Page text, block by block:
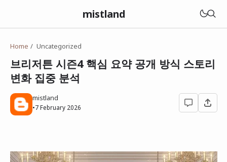
mistland
Home Uncategorized
브리저튼 시즌4 핵심 요약 공개 방식 스토리
변화 집중 분석
mistland
•7 February 2026